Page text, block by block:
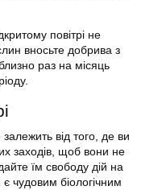
повітрі не
вносьте добрива з
раз на місяць
від того, де ви
заходів, щоб вони не
їм свободу дій на
є чудовим біологічним